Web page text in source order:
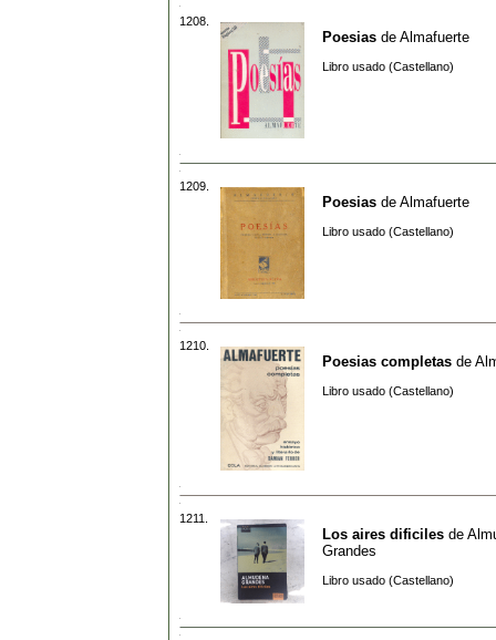
1208.
Poesias de Almafuerte
Libro usado (Castellano)
1209.
Poesias de Almafuerte
Libro usado (Castellano)
1210.
Poesias completas de
Libro usado (Castellano)
1211.
Los aires dificiles de
Grandes
Libro usado (Castellano)